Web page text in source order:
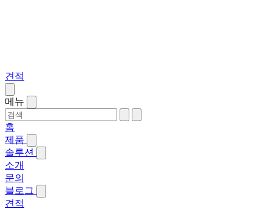
견적
메뉴
홈
제품
솔루션
소개
문의
블로그
견적